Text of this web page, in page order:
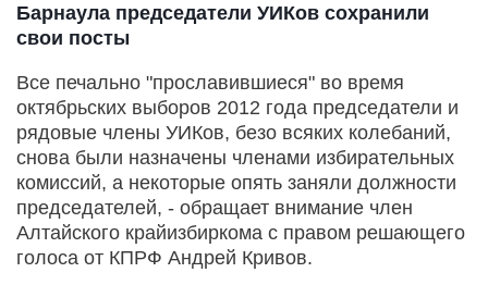
Барнаула председатели УИКов сохранили
свои посты
Все печально "прославившиеся" во время
октябрьских выборов 2012 года председатели и
рядовые члены УИКов, безо всяких колебаний,
снова были назначены членами избирательных
комиссий, а некоторые опять заняли должности
председателей, - обращает внимание член
Алтайского крайизбиркома с правом решающего
голоса от КПРФ Андрей Кривов.